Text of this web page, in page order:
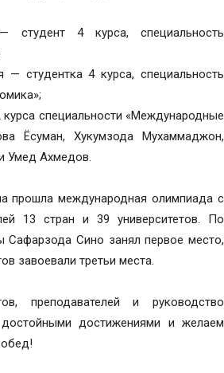
студент 4 курса, специальность
— студентка 4 курса, специальность
курса специальности «Международные
Ёсуман, Хукумзода Мухаммаджон,
Умед Ахмедов.
прошла международная олимпиада с
13 стран и 39 университетов. По
Сафарзода Сино занял первое место,
завоевали третьи места.
преподавателей и руководство
достойными достижениями и желаем